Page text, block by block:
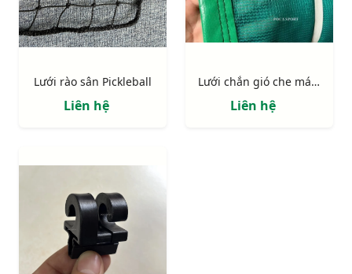
Lưới rào sân Pickleball
Liên hệ
Lưới chắn gió che mát sân thể thao pickleball, tennis...
Liên hệ